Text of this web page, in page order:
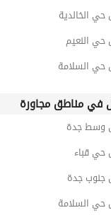
حي الخالدية
حي النعيم
حي السلامة
في مناطق مجاورة
وسط جدة
حي قباء
جنوب جدة
حي السلامة